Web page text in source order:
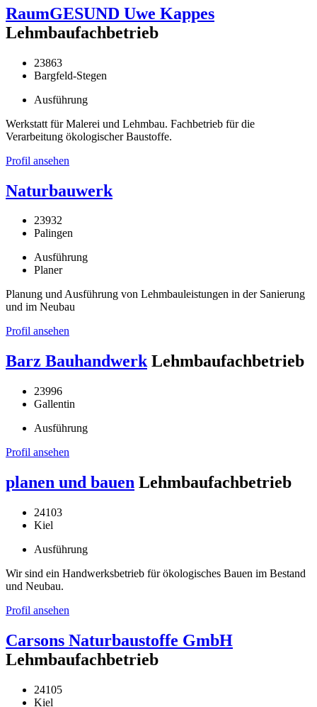
RaumGESUND Uwe Kappes
Lehmbaufachbetrieb
23863
Bargfeld-Stegen
Ausführung
Werkstatt für Malerei und Lehmbau. Fachbetrieb für die
Verarbeitung ökologischer Baustoffe.
Profil ansehen
Naturbauwerk
23932
Palingen
Ausführung
Planer
Planung und Ausführung von Lehmbauleistungen in der Sanierung
und im Neubau
Profil ansehen
Barz Bauhandwerk Lehmbaufachbetrieb
23996
Gallentin
Ausführung
Profil ansehen
planen und bauen Lehmbaufachbetrieb
24103
Kiel
Ausführung
Wir sind ein Handwerksbetrieb für ökologisches Bauen im Bestand
und Neubau.
Profil ansehen
Carsons Naturbaustoffe GmbH
Lehmbaufachbetrieb
24105
Kiel